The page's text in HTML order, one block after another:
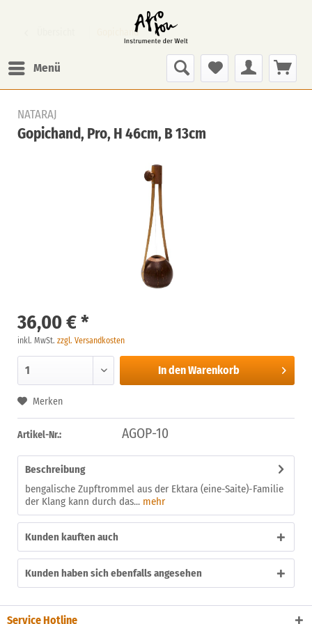
Menü
Gopichand
NATARAJ
Gopichand, Pro, H 46cm, B 13cm
36,00 € *
inkl. MwSt. zzgl. Versandkosten
In denWarenkorb
Merken
Artikel-Nr.: AGOP-10
Beschreibung
bengalische Zupftrommel aus der Ektara (eine-Saite)-Familie
der Klang kann durch das... mehr
Kunden kauften auch
Kunden haben sich ebenfalls angesehen
Service Hotline